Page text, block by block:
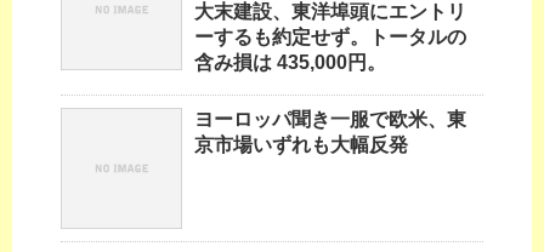
大末建設、東洋埠頭にエントリ
ーするも約定せず。トータルの
含み損は 435,000円。
ヨーロッパ聞き一服で欧米、東
京市場いずれも大幅反発